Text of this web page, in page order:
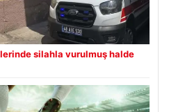
silahla vurulmuş halde